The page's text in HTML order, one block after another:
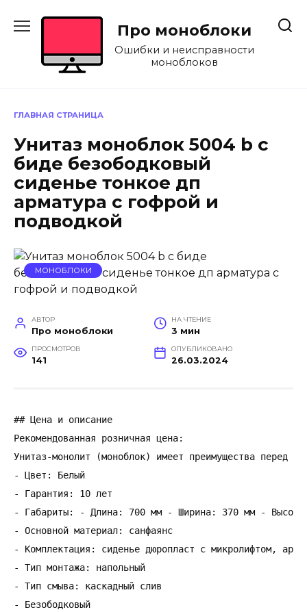
Про моноблоки
Ошибки и неисправности
моноблоков
ГЛАВНАЯ СТРАНИЦА
Унитаз моноблок 5004 b с
биде безободковый
сиденье тонкое дп
арматура с гофрой и
подводкой
МОНОБЛОКИ
АВТОР
Про моноблоки
НА ЧТЕНИЕ
3 мин
ПРОСМОТРОВ
141
ОПУБЛИКОВАНО
26.03.2024
## Цена и описание
Рекомендованная розничная цена:
Унитаз-монолит (моноблок) имеет преимущества перед
- Цвет: Белый
- Гарантия: 10 лет
- Габариты: - Длина: 700 мм - Ширина: 370 мм -
- Основной материал: санфаянс
- Комплектация: сиденье дюропласт с микролифтом,
- Тип монтажа: напольный
- Тип смыва: каскадный слив
- Безободковый